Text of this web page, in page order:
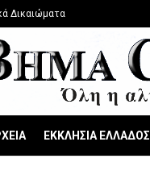
Δικαιώματα
ΕΚΚΛΗΣΙΑ ΕΛΛΑΔΟΣ